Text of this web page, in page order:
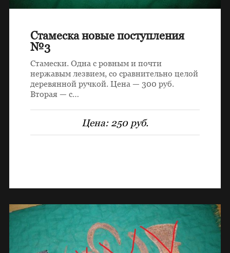
Стамеска новые поступления
№3
Стамески. Одна с ровным и почти
нержавым лезвием, со сравнительно целой
деревянной ручкой. Цена — 300 руб.
Вторая — с…
Цена: 250 руб.